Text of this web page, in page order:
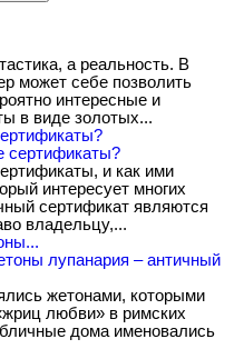
а реальность. В
может себе позволить
интересные и
в виде золотых...
и как ими
интересует многих
сертификат являются
владельцу,...
жетонами, которыми
любви» в римских
дома именовались